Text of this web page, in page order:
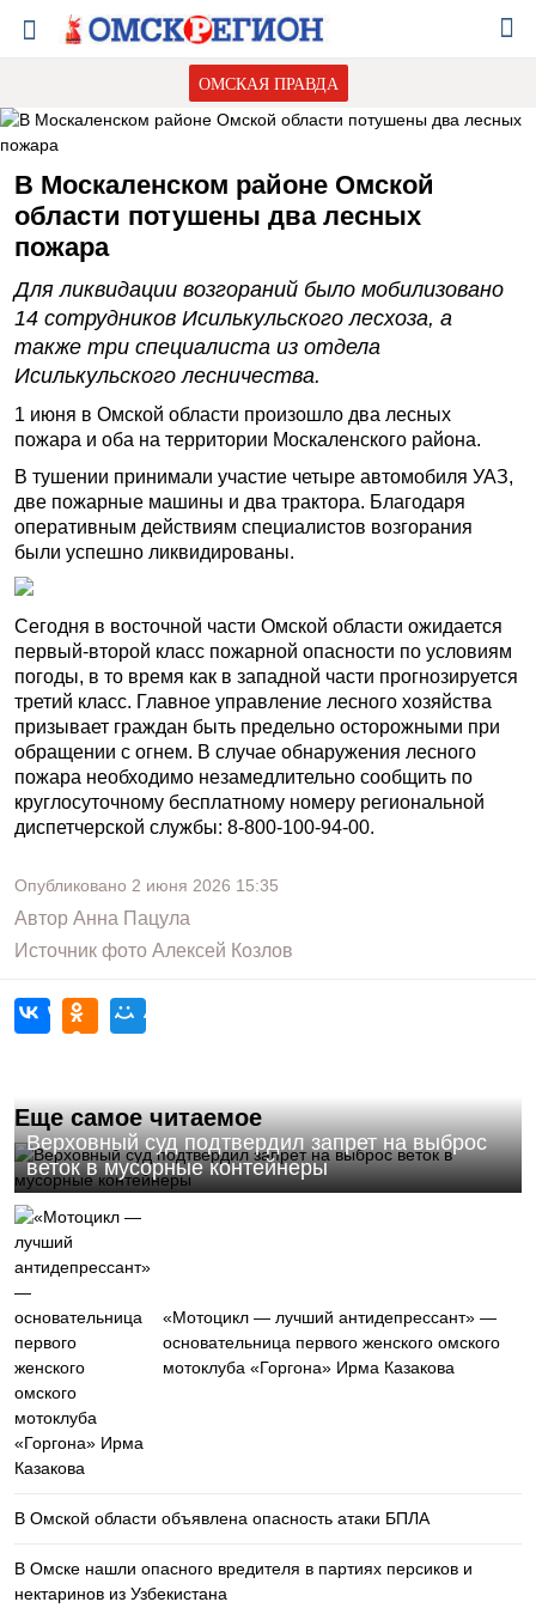
ОМСКАЯ ПРАВДА
В Москаленском районе Омской
области потушены два лесных
пожара
Для ликвидации возгораний было мобилизовано
14 сотрудников Исилькульского лесхоза, а
также три специалиста из отдела
Исилькульского лесничества.
1 июня в Омской области произошло два лесных
пожара и оба на территории Москаленского района.
В тушении принимали участие четыре автомобиля УАЗ,
две пожарные машины и два трактора. Благодаря
оперативным действиям специалистов возгорания
были успешно ликвидированы.
Сегодня в восточной части Омской области ожидается
первый-второй класс пожарной опасности по условиям
погоды, в то время как в западной части прогнозируется
третий класс. Главное управление лесного хозяйства
призывает граждан быть предельно осторожными при
обращении с огнем. В случае обнаружения лесного
пожара необходимо незамедлительно сообщить по
круглосуточному бесплатному номеру региональной
диспетчерской службы: 8-800-100-94-00.
Опубликовано 2 июня 2026 15:35
Автор Анна Пацула
Источник фото Алексей Козлов
Еще самое читаемое
Верховный суд подтвердил запрет на выброс
веток в мусорные контейнеры
«Мотоцикл — лучший антидепрессант» —
основательница первого женского омского
мотоклуба «Горгона» Ирма Казакова
В Омской области объявлена опасность атаки БПЛА
В Омске нашли опасного вредителя в партиях персиков и
нектаринов из Узбекистана